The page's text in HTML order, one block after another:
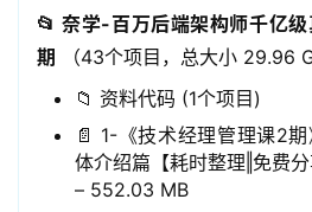
📂 奈学-百万后端架构师千亿
期 （43个项目，总大小 29.96
📁 资料代码 (1个项目)
📄 1-《技术经理管理课2
体介绍篇【耗时整理‖免费
– 552.03 MB